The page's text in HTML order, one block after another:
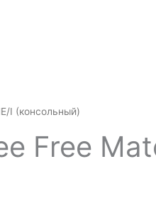
I (консольный)
Free